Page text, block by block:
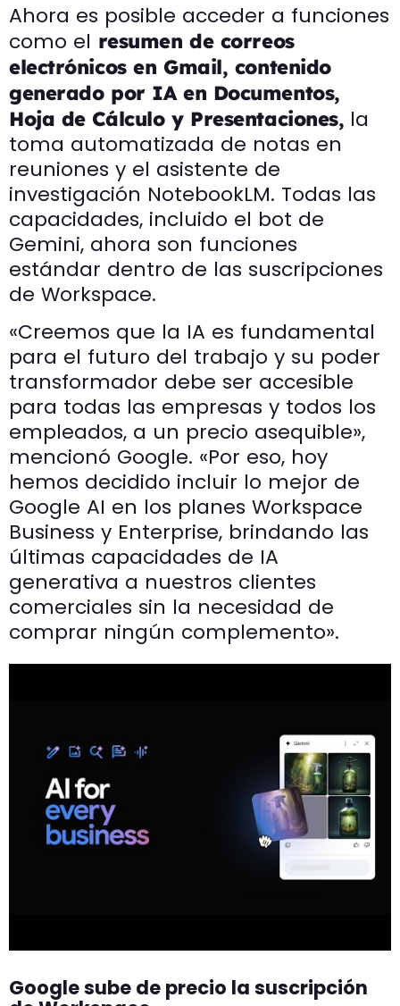
Ahora es posible acceder a funciones
como el resumen de correos
electrónicos en Gmail, contenido
generado por IA en Documentos,
Hoja de Cálculo y Presentaciones, la
toma automatizada de notas en
reuniones y el asistente de
investigación NotebookLM. Todas las
capacidades, incluido el bot de
Gemini, ahora son funciones
estándar dentro de las suscripciones
de Workspace.
«Creemos que la IA es fundamental
para el futuro del trabajo y su poder
transformador debe ser accesible
para todas las empresas y todos los
empleados, a un precio asequible»,
mencionó Google. «Por eso, hoy
hemos decidido incluir lo mejor de
Google AI en los planes Workspace
Business y Enterprise, brindando las
últimas capacidades de IA
generativa a nuestros clientes
comerciales sin la necesidad de
comprar ningún complemento».
Google sube de precio la suscripción